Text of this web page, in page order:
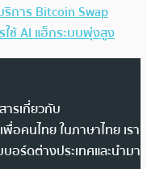
การ Bitcoin Swap
ใช้ AI แฮ็กระบบพุ่งสูง
รเกี่ยวกับ
อคนไทย ในภาษาไทย เรา
อร์ดต่างประเทศและนำมา